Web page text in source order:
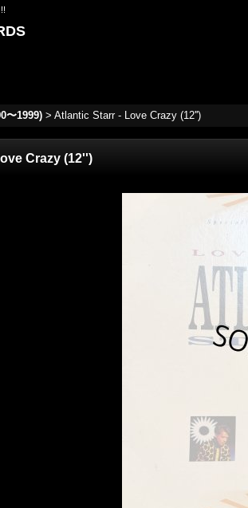
〜1999) > Atlantic Starr - Love Crazy (12'')
Crazy (12'')